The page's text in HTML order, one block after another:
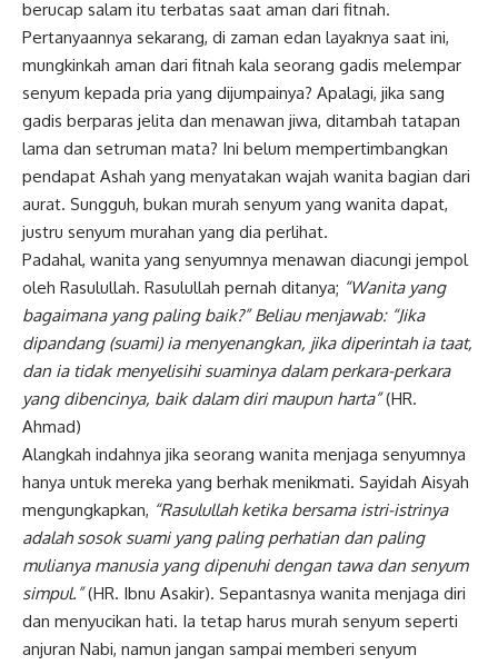
berucap salam itu terbatas saat aman dari fitnah.
Pertanyaannya sekarang, di zaman edan layaknya saat ini,
mungkinkah aman dari fitnah kala seorang gadis melempar
senyum kepada pria yang dijumpainya? Apalagi, jika sang
gadis berparas jelita dan menawan jiwa, ditambah tatapan
lama dan setruman mata? Ini belum mempertimbangkan
pendapat Ashah yang menyatakan wajah wanita bagian dari
aurat. Sungguh, bukan murah senyum yang wanita dapat,
justru senyum murahan yang dia perlihat.
Padahal, wanita yang senyumnya menawan diacungi jempol
oleh Rasulullah. Rasulullah pernah ditanya; “Wanita yang
bagaimana yang paling baik?” Beliau menjawab: “Jika
dipandang (suami) ia menyenangkan, jika diperintah ia taat,
dan ia tidak menyelisihi suaminya dalam perkara-perkara
yang dibencinya, baik dalam diri maupun harta”(HR.
Ahmad)
Alangkah indahnya jika seorang wanita menjaga senyumnya
hanya untuk mereka yang berhak menikmati. Sayidah Aisyah
mengungkapkan, “Rasulullah ketika bersama istri-istrinya
adalah sosok suami yang paling perhatian dan paling
mulianya manusia yang dipenuhi dengan tawa dan senyum
simpul.”(HR. Ibnu Asakir). Sepantasnya wanita menjaga diri
dan menyucikan hati. Ia tetap harus murah senyum seperti
anjuran Nabi, namun jangan sampai memberi senyum